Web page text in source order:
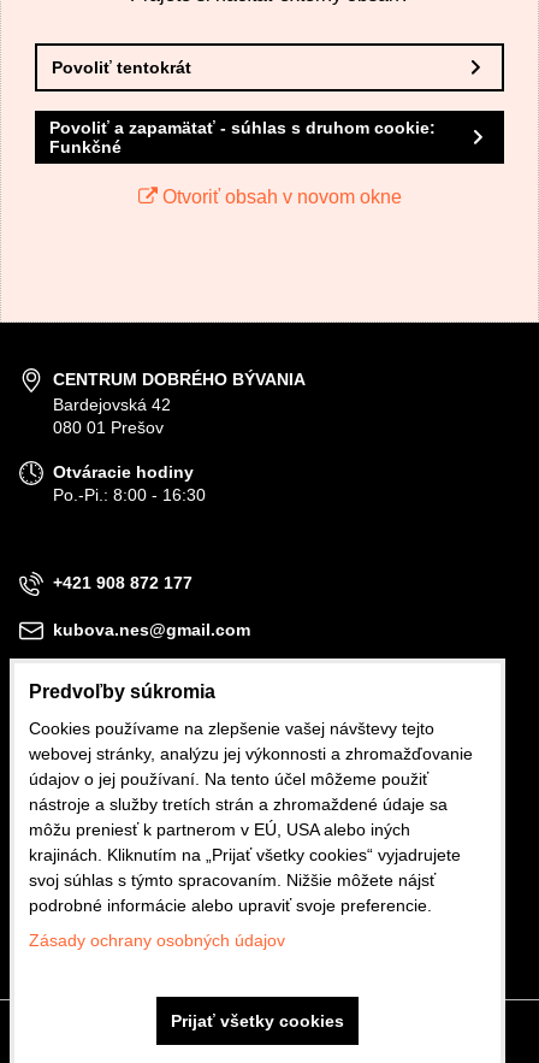
Povoliť tentokrát
Povoliť a zapamätať - súhlas s druhom cookie:
Funkčné
Otvoriť obsah v novom okne
CENTRUM DOBRÉHO BÝVANIA
Bardejovská 42
080 01 Prešov
Otváracie hodiny
Po.-Pi.: 8:00 - 16:30
+421 908 872 177
kubova.nes@gmail.com
Obchodné podmienky
Reklamačné podmienky
Ochrana osobných údajov
Zásady ochrany osobných údajov
Predvoľby súkromia
Cookies používame na zlepšenie vašej návštevy tejto
webovej stránky, analýzu jej výkonnosti a zhromažďovanie
údajov o jej používaní. Na tento účel môžeme použiť
nástroje a služby tretích strán a zhromaždené údaje sa
môžu preniesť k partnerom v EÚ, USA alebo iných
krajinách. Kliknutím na „Prijať všetky cookies“ vyjadrujete
svoj súhlas s týmto spracovaním. Nižšie môžete nájsť
podrobné informácie alebo upraviť svoje preferencie.
Zásady ochrany osobných údajov
Prijať všetky cookies